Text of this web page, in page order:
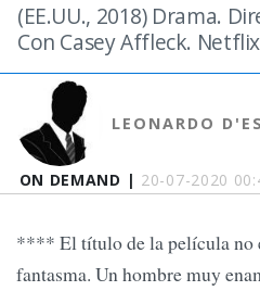
ON DEMAND | 20-07-2020
(EE.UU., 2018) Drama.
Con Casey Affleck.
LEONARDO
**** El título de la película no
fantasma. Un hombre muy